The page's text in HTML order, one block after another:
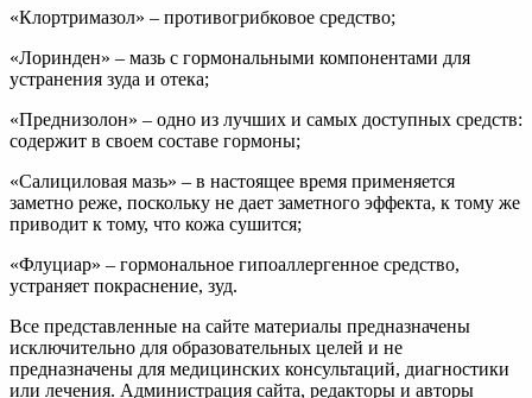
«Клортримазол» – противогрибковое средство;
«Лоринден» – мазь с гормональными компонентами для
устранения зуда и отека;
«Преднизолон» – одно из лучших и самых доступных средств:
содержит в своем составе гормоны;
«Салициловая мазь» – в настоящее время применяется
заметно реже, поскольку не дает заметного эффекта, к тому же
приводит к тому, что кожа сушится;
«Флуциар» – гормональное гипоаллергенное средство,
устраняет покраснение, зуд.
Все представленные на сайте материалы предназначены
исключительно для образовательных целей и не
предназначены для медицинских консультаций, диагностики
или лечения. Администрация сайта, редакторы и авторы